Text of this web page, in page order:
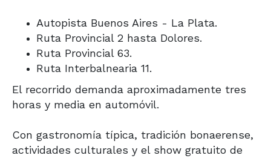
Autopista Buenos Aires - La Plata.
Ruta Provincial 2 hasta Dolores.
Ruta Provincial 63.
Ruta Interbalnearia 11.
El recorrido demanda aproximadamente tres
horas y media en automóvil.
Con gastronomía típica, tradición bonaerense,
actividades culturales y el show gratuito de